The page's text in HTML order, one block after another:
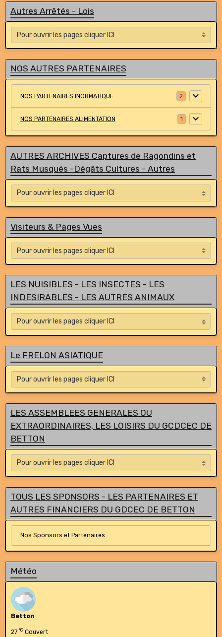
Autres Arrêtés - Lois
NOS AUTRES PARTENAIRES
NOS PARTENAIRES INORMATIQUE 2
NOS PARTENAIRES ALIMENTATION 1
AUTRES ARCHIVES Captures de Ragondins et
Rats Musqués -Dégâts Cultures - Autres
Visiteurs & Pages Vues
LES NUISIBLES - LES INSECTES - LES
INDESIRABLES - LES AUTRES ANIMAUX
Le FRELON ASIATIQUE
LES ASSEMBLEES GENERALES OU
EXTRAORDINAIRES, LES LOISIRS DU GCDCEC DE
BETTON
TOUS LES SPONSORS - LES PARTENAIRES ET
AUTRES FINANCIERS DU GDCEC DE BETTON
Nos Sponsors et Partenaires
Météo
Betton
27 °C Couvert